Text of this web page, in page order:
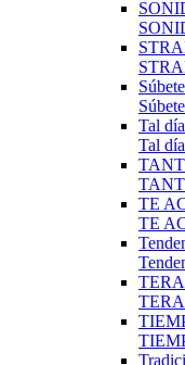
Tal
Tal
TE
TE